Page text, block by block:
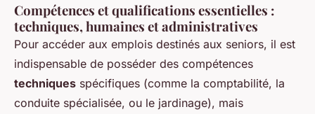
Compétences et qualifications essentielles :
techniques, humaines et administratives
Pour accéder aux emplois destinés aux seniors, il est
indispensable de posséder des compétences
techniques spécifiques (comme la comptabilité, la
conduite spécialisée, ou le jardinage), mais